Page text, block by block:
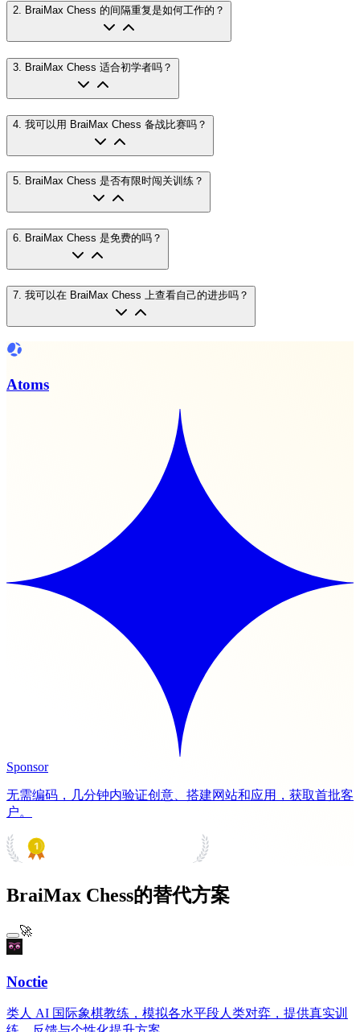
2. BraiMax Chess 的间隔重复是如何工作的？
3 BraiMax Chess 适合初学者吗？
4 我可以用 BraiMax Chess 备战比赛吗？
5. BraiMax Chess 是否有限时闯关训练？
6. BraiMax Chess 是免费的吗？
7 我可以在 BraiMax Chess 上查看自己的进步吗？
Atoms
Sponsor
无需编码，几分钟内验证创意、搭建网站和应用，获取首批客
户。
BraiMax Chess的替代方案
🚀
Noctie
类人 AI 国际象棋教练，模拟各水平段人类对弈，提供真实训